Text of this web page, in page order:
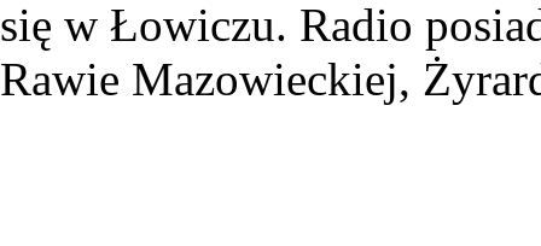
się w Łowiczu. Radio
Rawie Mazowieckiej,